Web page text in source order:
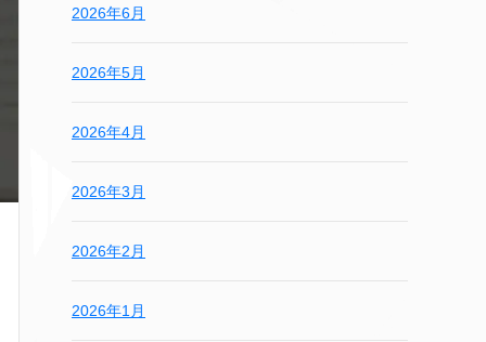
2026年6月
2026年5月
2026年4月
2026年3月
2026年2月
2026年1月